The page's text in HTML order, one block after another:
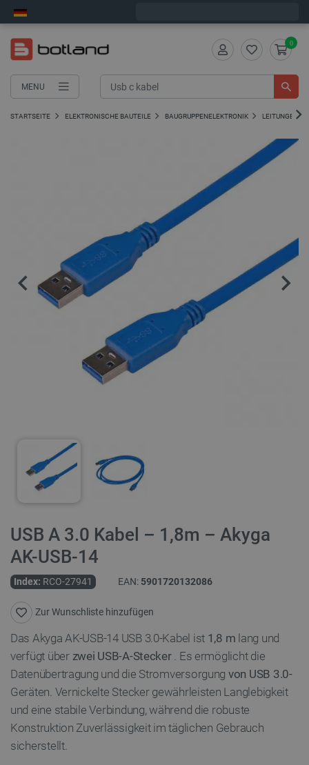
MENU
0
STARTSEITE ELEKTRONISCHE BAUTEILE BAUGRUPPENELEKTRONIK LEITUNGEN
USB A 3.0 Kabel – 1,8m – Akyga
AK-USB-14
Index: RCO-27941 EAN: 5901720132086
Zur Wunschliste hinzufügen
Das Akyga AK-USB-14 USB 3.0-Kabel ist 1,8 m lang und
verfügt über zwei USB-A-Stecker. Es ermöglicht die
Datenübertragung und die Stromversorgung von USB 3.0-
Geräten. Vernickelte Stecker gewährleisten Langlebigkeit
und eine stabile Verbindung, während die robuste
Konstruktion Zuverlässigkeit im täglichen Gebrauch
sicherstellt.